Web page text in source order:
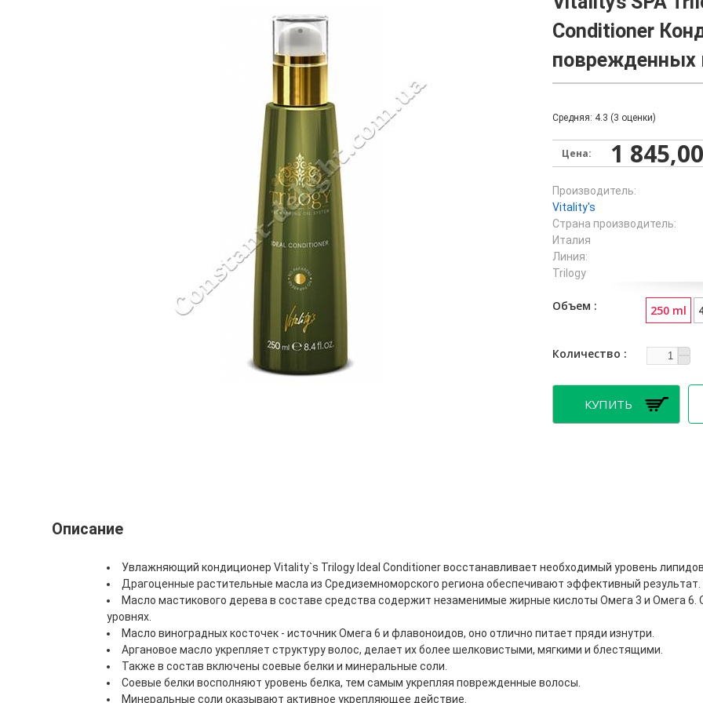
Conditioner
поврежденных
Средняя: 4.3 (3 оценки)
Цена: 1
Производитель:
Vitality's
Страна производитель:
Италия
Линия:
Trilogy
Объем 250 ml
Количество
Описание
Увлажняющий кондиционер Vitality`s Trilogy Ideal Conditioner восстанавливает необходимый уровень
Драгоценные растительные масла из Средиземноморского региона обеспечивают эффективный результат.
Масло мастикового дерева в составе средства содержит незаменимые жирные кислоты Омега 3 и Омега 6.
уровнях.
Масло виноградных косточек - источник Омега 6 и флавоноидов, оно отлично питает пряди изнутри.
Аргановое масло укрепляет структуру волос, делает их более шелковистыми, мягкими и блестящими.
Также в состав включены соевые белки и минеральные соли.
Соевые белки восполняют уровень белка, тем самым укрепляя поврежденные волосы.
Минеральные соли оказывают активное укрепляющее действие.